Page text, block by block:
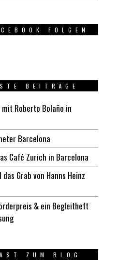
FOLGEN
BEITRÄGE
mit Roberto Bolaño in
Barcelona
Café Zurich in Barcelona
das Grab von Hanns Heinz
& ein Begleitheft
ZUM BLOG